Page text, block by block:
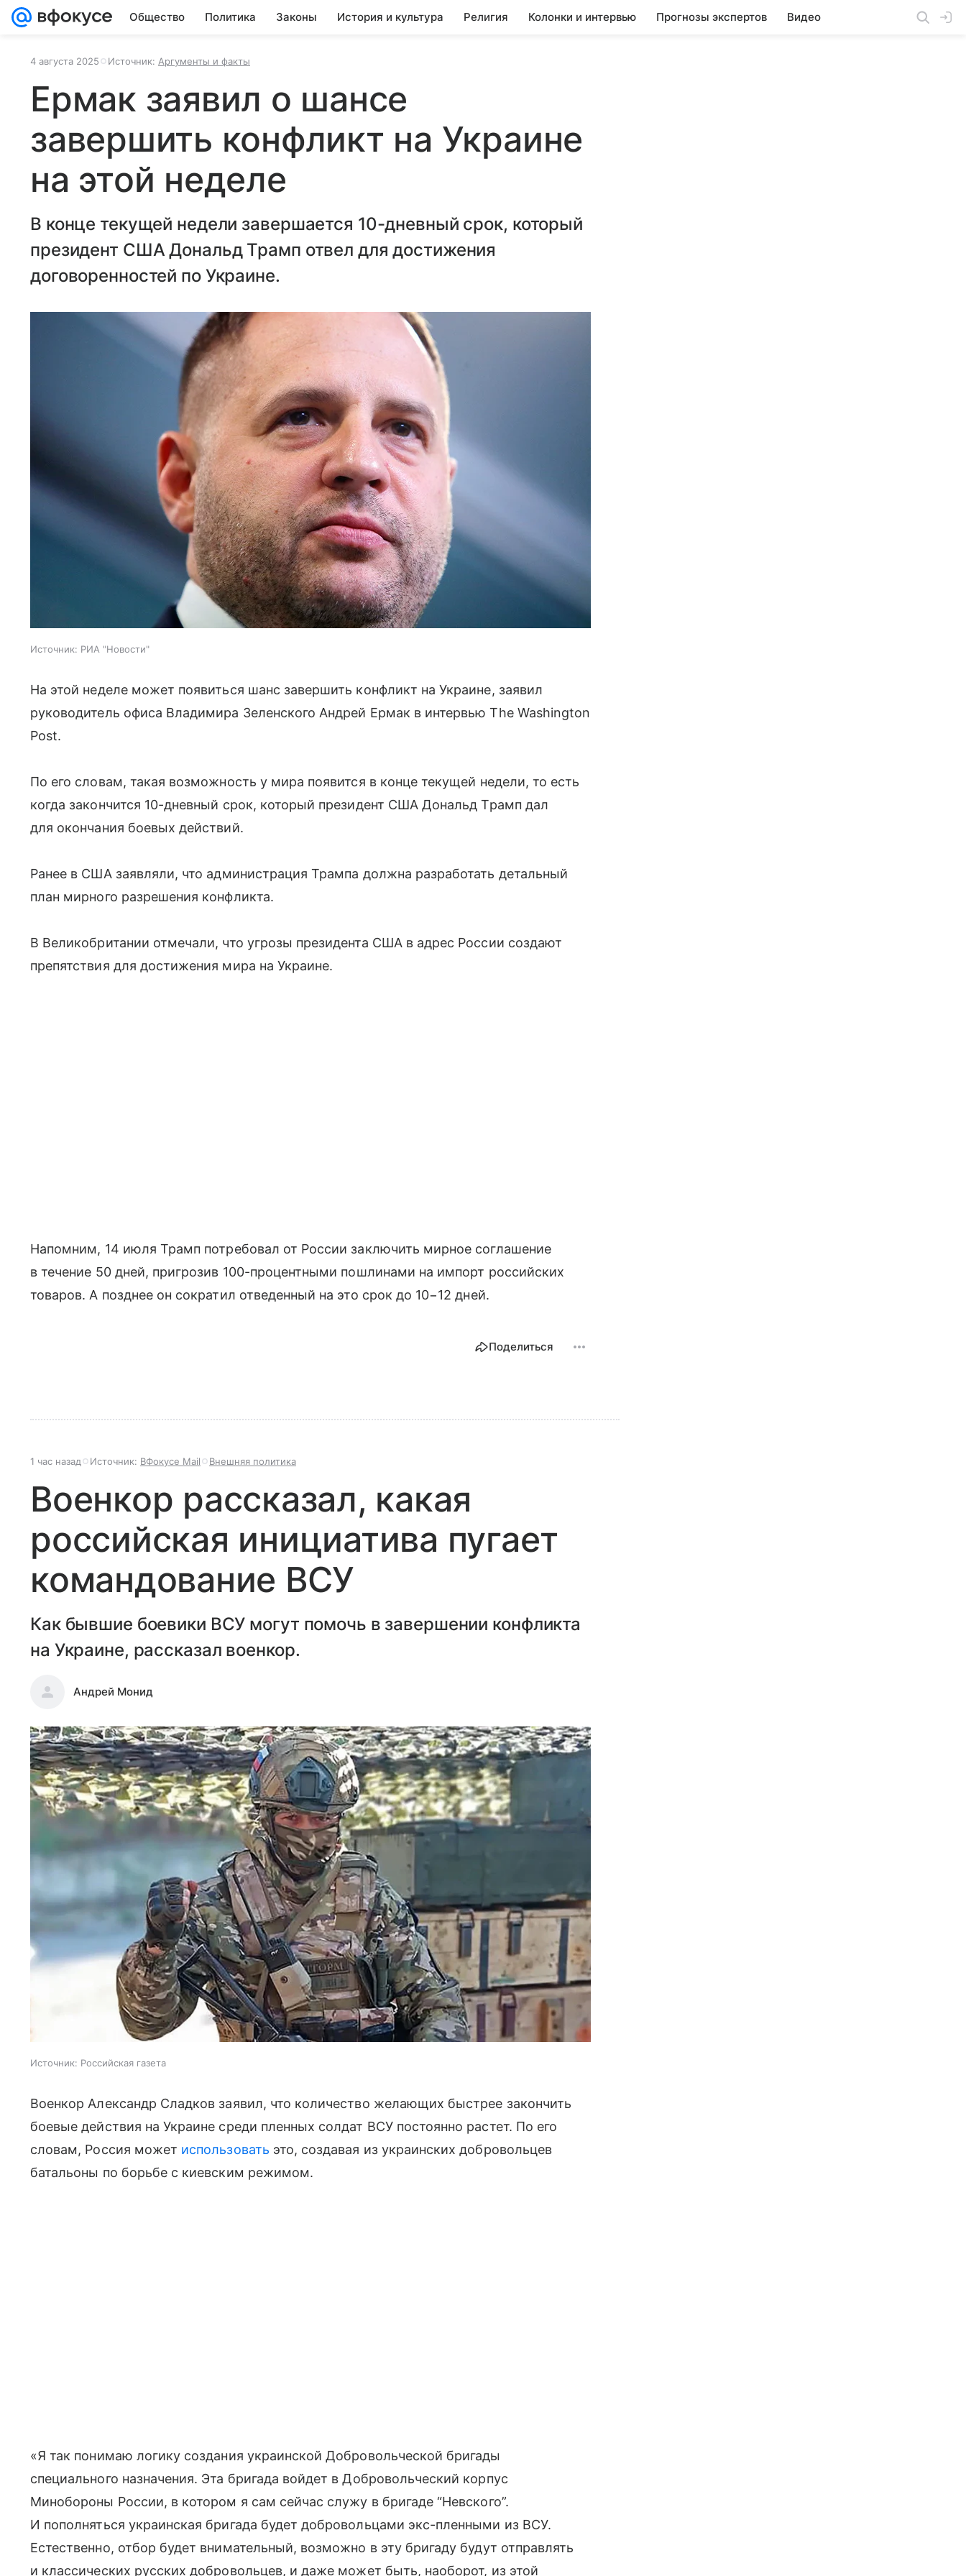
Общество Политика Законы История и культура Религия Колонки и интервью Прогнозы экспертов Видео
4 августа 2025 Источник: Аргументы и факты
Ермак заявил о шансе
завершить конфликт на Украине
на этой неделе
В конце текущей недели завершается 10-дневный срок, который
президент США Дональд Трамп отвел для достижения
договоренностей по Украине.
Источник: РИА "Новости"
На этой неделе может появиться шанс завершить конфликт на Украине, заявил
руководитель офиса Владимира Зеленского Андрей Ермак в интервью The Washington
Post.
По его словам, такая возможность у мира появится в конце текущей недели, то есть
когда закончится 10-дневный срок, который президент США Дональд Трамп дал
для окончания боевых действий.
Ранее в США заявляли, что администрация Трампа должна разработать детальный
план мирного разрешения конфликта.
В Великобритании отмечали, что угрозы президента США в адрес России создают
препятствия для достижения мира на Украине.
Напомним, 14 июля Трамп потребовал от России заключить мирное соглашение
в течение 50 дней, пригрозив 100-процентными пошлинами на импорт российских
товаров. А позднее он сократил отведенный на это срок до 10−12 дней.
Поделиться
1 час назад Источник: ВФокусе Mail Внешняя политика
Военкор рассказал, какая
российская инициатива пугает
командование ВСУ
Как бывшие боевики ВСУ могут помочь в завершении конфликта
на Украине, рассказал военкор.
Андрей Монид
Источник: Российская газета
Военкор Александр Сладков заявил, что количество желающих быстрее закончить
боевые действия на Украине среди пленных солдат ВСУ постоянно растет. По его
словам, Россия может использовать это, создавая из украинских добровольцев
батальоны по борьбе с киевским режимом.
«Я так понимаю логику создания украинской Добровольческой бригады
специального назначения. Эта бригада войдет в Добровольческий корпус
Минобороны России, в котором я сам сейчас служу в бригаде “Невского”.
И пополняться украинская бригада будет добровольцами экс-пленными из ВСУ.
Естественно, отбор будет внимательный, возможно в эту бригаду будут отправлять
и классических русских добровольцев, и даже может быть, наоборот, из этой